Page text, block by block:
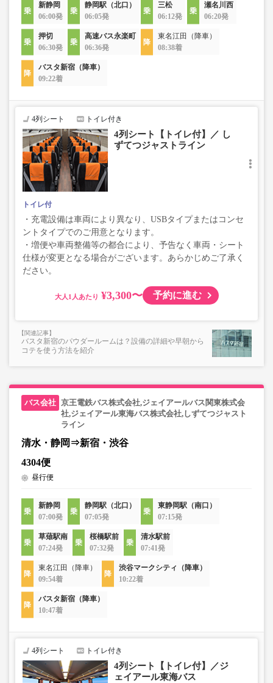
新静岡
06:00発
静岡駅（北口）
06:05発
三松
06:12発
瀬名川西
06:20発
押切
06:30発
高速バス永楽町
06:36発
東名江田（降車）
08:38着
バスタ新宿（降車）
09:22着
4列シート トイレ付き
4列シート【トイレ付】／ し
ずてつジャストライン
トイレ付
・充電設備は車両により異なり、USBタイプまたはコンセ
ントタイプでのご用意となります。
・増便や車両整備等の都合により、予告なく車両・シート
仕様が変更となる場合がございます。あらかじめご了承く
ださい。
大人 ¥3,300〜 予約に進む
バスタ新宿のパウダールームは？設備の詳細や早朝から
コテを使う方法を紹介
京王電鉄バス株式会社,ジェイアールバス関東株式会
社,ジェイアール東海バス株式会社,しずてつジャスト
ライン
清水・静岡⇒新宿・渋谷
4304便
昼行便
新静岡
07:00発
静岡駅（北口）
07:05発
東静岡駅（南口）
07:15発
草薙駅南
07:24発
桜橋駅前
07:32発
清水駅前
07:41発
東名江田（降車）
09:54着
渋谷マークシティ（降車）
10:22着
バスタ新宿（降車）
10:47着
4列シート トイレ付き
4列シート【トイレ付】／ジ
ェイアール東海バス